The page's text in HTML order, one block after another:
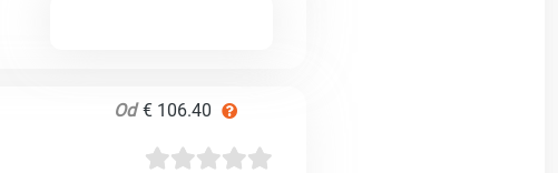
Od€ 106.40